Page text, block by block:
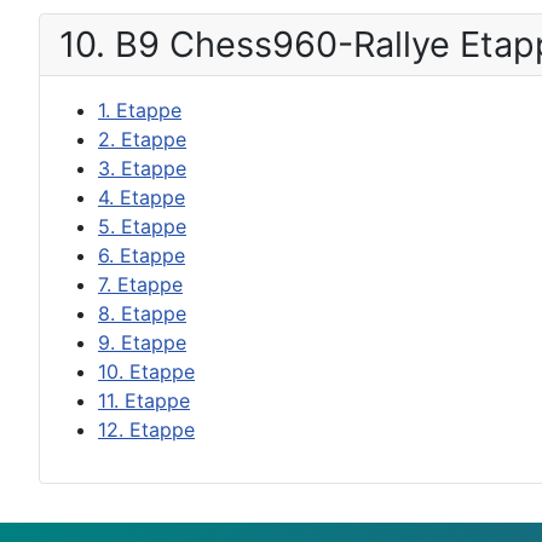
10. B9 Chess960-Rallye
1. Etappe
2. Etappe
3. Etappe
4. Etappe
5. Etappe
6. Etappe
7. Etappe
8. Etappe
9. Etappe
10. Etappe
11. Etappe
12. Etappe